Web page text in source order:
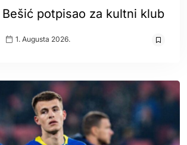
potpisao za kultni klub
1. Augusta 2026.